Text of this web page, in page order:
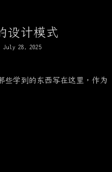
设计模式
July 28, 2025
些学到的东西写在这里，作为